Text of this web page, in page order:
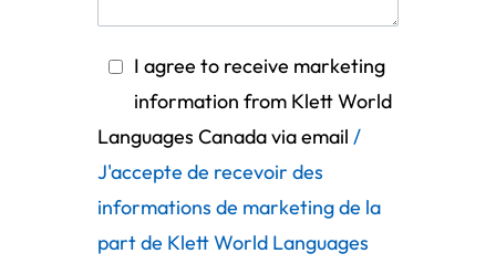
I agree to receive marketing
information from Klett World
Languages Canada via email/
J'accepte de recevoir des
informations de marketing de la
part de Klett World Languages